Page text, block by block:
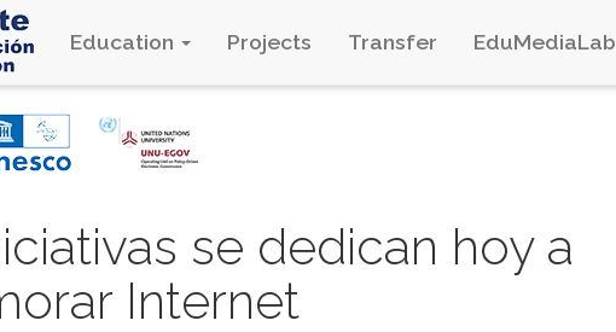
Education Projects Transfer EduMediaLab
se dedican hoy a
Internet